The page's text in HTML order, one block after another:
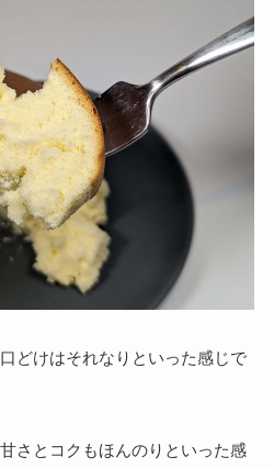
どけはそれなりといった感じで
甘さとコクもほんのりといった感